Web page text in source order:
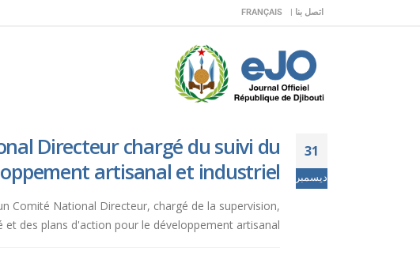
اتصل بنا | FRANÇAIS
31
ديسمبر
Directeur chargé du suivi du
artisanal et industriel.
Comité National Directeur, chargé de la supervision,
des plans d'action pour le développement artisanal...